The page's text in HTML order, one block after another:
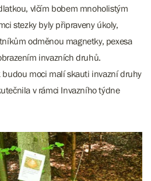
vlčím bobem mnoholistým
stezky byly připraveny úkoly,
odměnou magnetky, pexesa
invazních druhů.
budou moci malí skauti invazní druhy
v rámci Invazního týdne